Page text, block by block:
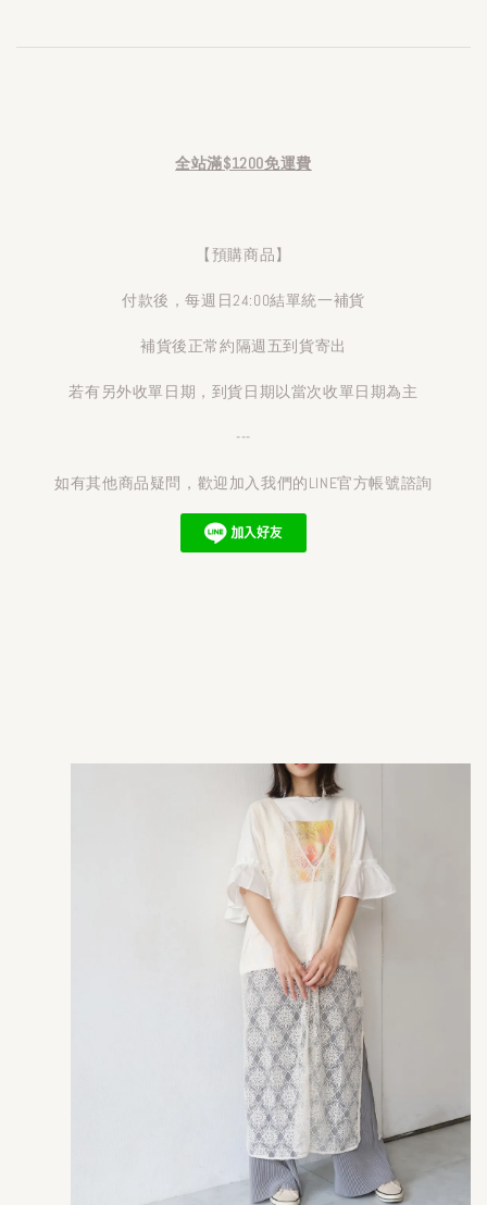
全站滿$1200免運費
【預購商品】
付款後，每週日24:00結單統一補貨
補貨後正常約隔週五到貨寄出
若有另外收單日期，到貨日期以當次收單日期為主
---
如有其他商品疑問，歡迎加入我們的LINE官方帳號諮詢